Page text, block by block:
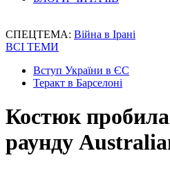
СПЕЦТЕМА: Війна в Ірані
ВСІ ТЕМИ
Вступ України в ЄС
Теракт в Барселоні
Костюк
раунду